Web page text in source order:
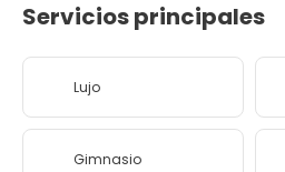
Servicios principales
Lujo
Gimnasio